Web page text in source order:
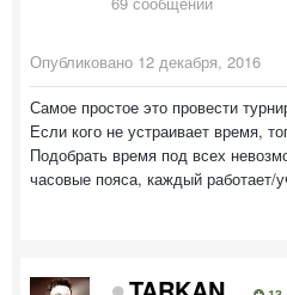
Опубликовано 12 декабря, 2016
Самое простое это провести
Если кого не устраивает время,
Подобрать время под всех
часовые пояса, каждый работает/